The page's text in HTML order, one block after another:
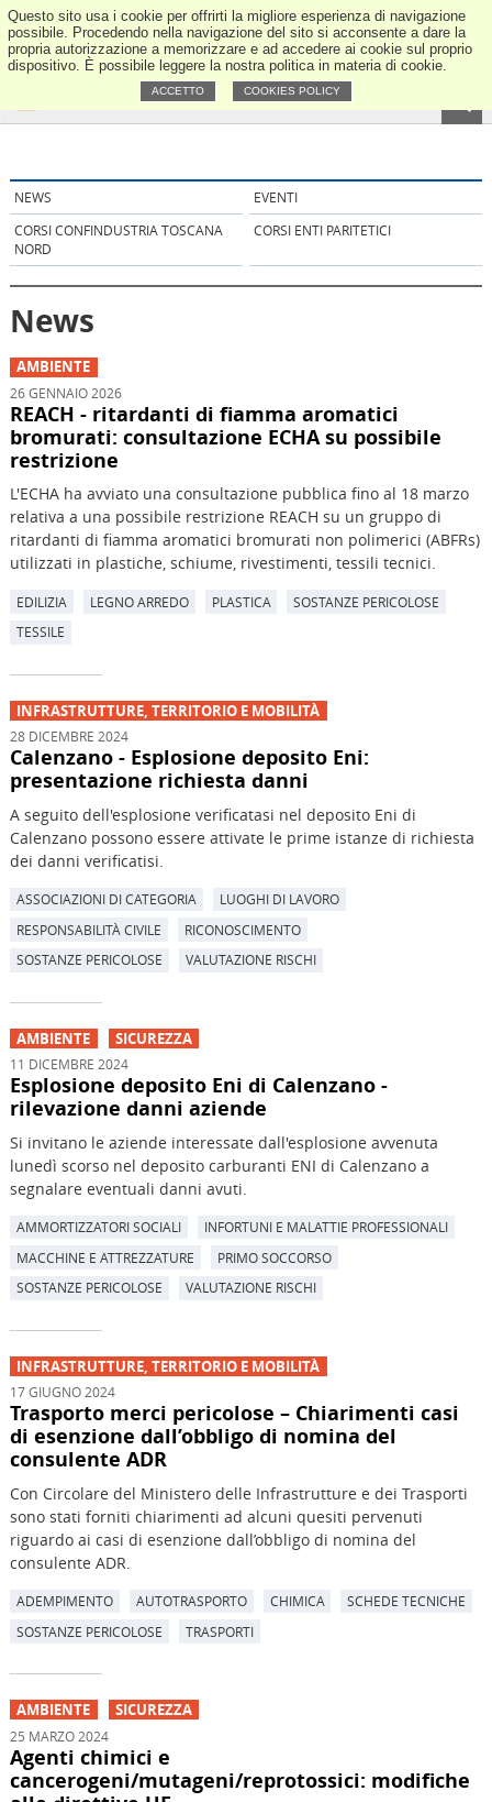
Questo sito usa i cookie per offrirti la migliore esperienza di navigazione
possibile. Procedendo nella navigazione del sito si acconsente a dare la
propria autorizzazione a memorizzare e ad accedere ai cookie sul proprio
dispositivo. È possibile leggere la nostra politica in materia di cookie.
ACCETTO COOKIES POLICY
ANCE
NEWS
EVENTI
CORSI CONFINDUSTRIA TOSCANA
NORD
CORSI ENTI PARITETICI
News
AMBIENTE
26 GENNAIO 2026
REACH - ritardanti di fiamma aromatici
bromurati: consultazione ECHA su possibile
restrizione
L'ECHA ha avviato una consultazione pubblica fino al 18 marzo
relativa a una possibile restrizione REACH su un gruppo di
ritardanti di fiamma aromatici bromurati non polimerici (ABFRs)
utilizzati in plastiche, schiume, rivestimenti, tessili tecnici.
EDILIZIA LEGNO ARREDO PLASTICA
SOSTANZE PERICOLOSE
TESSILE
INFRASTRUTTURE, TERRITORIO E MOBILITÀ
28 DICEMBRE 2024
Calenzano - Esplosione deposito Eni:
presentazione richiesta danni
A seguito dell'esplosione verificatasi nel deposito Eni di
Calenzano possono essere attivate le prime istanze di richiesta
dei danni verificatisi.
ASSOCIAZIONI DI CATEGORIA
LUOGHI DI LAVORO
RESPONSABILITÀ CIVILE
RICONOSCIMENTO
SOSTANZE PERICOLOSE
VALUTAZIONE RISCHI
AMBIENTE SICUREZZA
11 DICEMBRE 2024
Esplosione deposito Eni di Calenzano -
rilevazione danni aziende
Si invitano le aziende interessate dall'esplosione avvenuta
lunedì scorso nel deposito carburanti ENI di Calenzano a
segnalare eventuali danni avuti.
AMMORTIZZATORI SOCIALI
INFORTUNI E MALATTIE PROFESSIONALI
MACCHINE E ATTREZZATURE
PRIMO SOCCORSO
SOSTANZE PERICOLOSE
VALUTAZIONE RISCHI
INFRASTRUTTURE, TERRITORIO E MOBILITÀ
17 GIUGNO 2024
Trasporto merci pericolose – Chiarimenti casi
di esenzione dall’obbligo di nomina del
consulente ADR
Con Circolare del Ministero delle Infrastrutture e dei Trasporti
sono stati forniti chiarimenti ad alcuni quesiti pervenuti
riguardo ai casi di esenzione dall’obbligo di nomina del
consulente ADR.
ADEMPIMENTO AUTOTRASPORTO CHIMICA
SCHEDE TECNICHE
SOSTANZE PERICOLOSE
TRASPORTI
AMBIENTE SICUREZZA
25 MARZO 2024
Agenti chimici e
cancerogeni/mutageni/reprotossici: modifiche